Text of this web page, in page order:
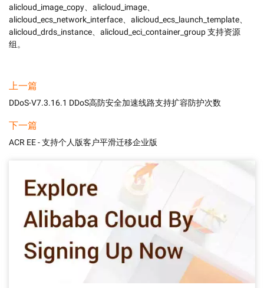
alicloud_image_copy、alicloud_image、
alicloud_ecs_network_interface、alicloud_ecs_launch_template、
alicloud_drds_instance、alicloud_eci_container_group 支持资源
组。
上一篇
DDoS-V7.3.16.1 DDoS高防安全加速线路支持扩容防护次数
下一篇
ACR EE - 支持个人版客户平滑迁移企业版